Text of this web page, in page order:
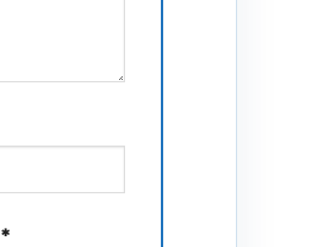
*